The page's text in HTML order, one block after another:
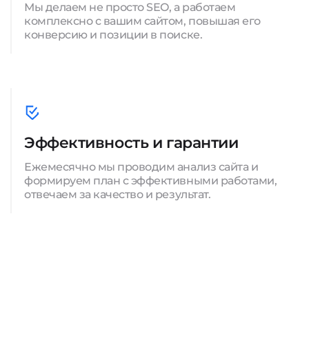
Мы делаем не просто SEO, а работаем
комплексно с вашим сайтом, повышая его
конверсию и позиции в поиске.
Эффективность и гарантии
Ежемесячно мы проводим анализ сайта и
формируем план с эффективными работами,
отвечаем за качество и результат.